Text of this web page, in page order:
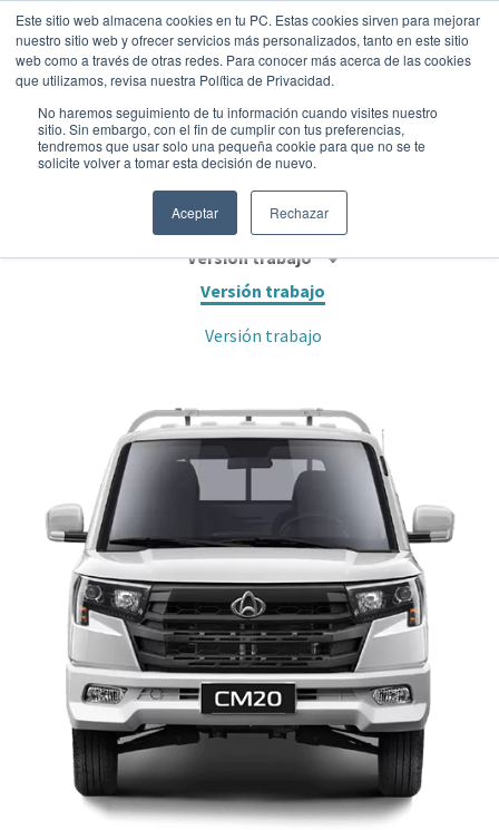
Este sitio web almacena cookies en tu PC. Estas cookies sirven para mejorar
nuestro sitio web y ofrecer servicios más personalizados, tanto en este sitio
web como a través de otras redes. Para conocer más acerca de las cookies
que utilizamos, revisa nuestra Política de Privacidad.
No haremos seguimiento de tu información cuando visites nuestro
sitio. Sin embargo, con el fin de cumplir con tus preferencias,
tendremos que usar solo una pequeña cookie para que no se te
solicite volver a tomar esta decisión de nuevo.
Aceptar Rechazar
CHANGAN CM20 CAMIÓN .
2026•Gasolina
Versión trabajo
Versión trabajo
Versión trabajo